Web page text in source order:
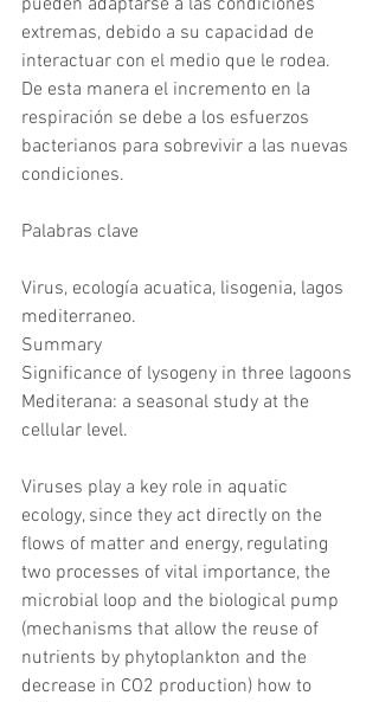
pueden adaptarse a las condiciones
extremas, debido a su capacidad de
interactuar con el medio que le rodea.
De esta manera el incremento en la
respiración se debe a los esfuerzos
bacterianos para sobrevivir a las nuevas
condiciones.
Palabras clave
Virus, ecología acuatica, lisogenia, lagos
mediterraneo.
Summary
Significance of lysogeny in three lagoons
Mediterana: a seasonal study at the
cellular level.
Viruses play a key role in aquatic
ecology, since they act directly on the
flows of matter and energy, regulating
two processes of vital importance, the
microbial loop and the biological pump
(mechanisms that allow the reuse of
nutrients by phytoplankton and the
decrease in CO2 production) how to